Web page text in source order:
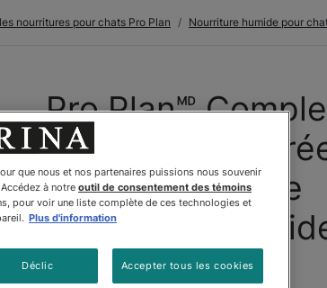
nourritures pour chats Pro Plan Nourriture humide pour
Pro Plan🅫
Essentials🅪
Poulet en Sauce
Nourriture
Chats
que nous et nos partenaires puissions nous souvenir
à notre outil de consentement des témoins
pour voir une liste complète de ces technologies et
Plus d'information
Déclic Accepter tous les cookies